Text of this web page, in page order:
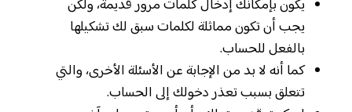
يكون بإمكانك إدخال كلمات مرور قديمة، ولكن
يجب أن تكون مماثلة لكلمات سبق لك تشكيلها
بالفعل للحساب.
كما أنه لا بد من الإجابة عن الأسئلة الأخرى، والتي
تتعلق بسبب تعذر دخولك إلى الحساب.